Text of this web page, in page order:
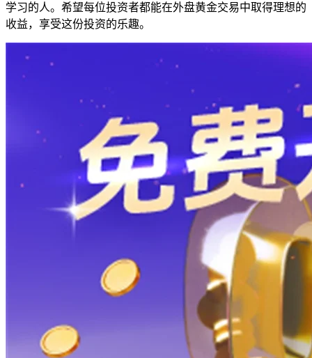
学习的人。希望每位投资者都能在外盘黄金交易中取得理想的
收益，享受这份投资的乐趣。